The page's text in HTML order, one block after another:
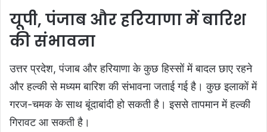
यूपी, पंजाब और हरियाणा में बारिश
की संभावना
उत्तर प्रदेश, पंजाब और हरियाणा के कुछ हिस्सों में बादल छाए रहने
और हल्की से मध्यम बारिश की संभावना जताई गई है। कुछ इलाकों में
गरज-चमक के साथ बूंदाबांदी हो सकती है। इससे तापमान में हल्की
गिरावट आ सकती है।